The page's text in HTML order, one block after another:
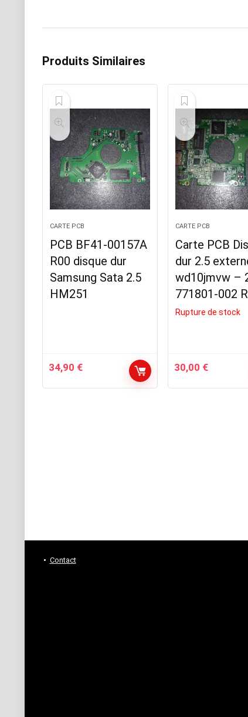
Produits Similaires
CARTE PCB
PCB BF41-00157A
R00 disque dur
Samsung Sata 2.5
HM251
34,90 €
CARTE PCB
Carte PCB
dur 2.5
wd10jmvw –
771801-002
Rupture de stock
30,00 €
Contact